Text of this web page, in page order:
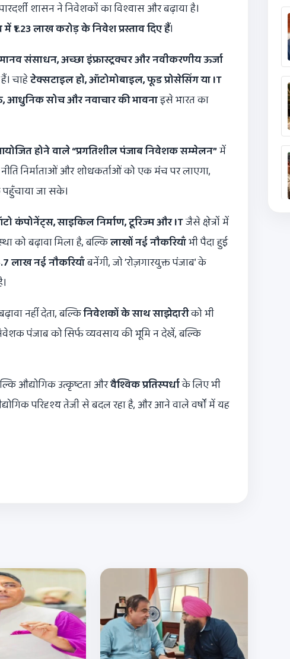
शासन ने निवेशकों का विश्वास और बढ़ाया है।
में₹1.23लाख करोड़ के निवेश प्रस्ताव दिए हैं।
संसाधन,अच्छा इंफ्रास्ट्रक्चर और नवीकरणीय ऊर्जा
चाहेटेक्सटाइल हो,ऑटोमोबाइल,फूड प्रोसेसिंग याIT
,आधुनिक सोच और नवाचार की भावनाइसे भारत का
होने वाले“प्रगतिशील पंजाब निवेशक सम्मेलन”में
निर्माताओं और शोधकर्ताओं को एक मंच पर लाएगा,
जा सके।
कंपोनेंट्स,साइकिल निर्माण,टूरिज्म औरITजैसे क्षेत्रों में
को बढ़ावा मिला है, बल्किलाखों नई नौकरियाँभी पैदा हुई
लाख नई नौकरियाँबनेंगी, जो ‘रोज़गारयुक्त पंजाब’ के
नहीं देता, बल्किनिवेशकों के साथ साझेदारीको भी
पंजाब को सिर्फ व्यवसाय की भूमि न देखें, बल्कि
औद्योगिक उत्कृष्टता औरवैश्विक प्रतिस्पर्धाके लिए भी
परिदृश्य तेजी से बदल रहा है, और आने वाले वर्षों में यह